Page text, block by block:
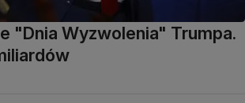
"Dnia Wyzwolenia" Trumpa.